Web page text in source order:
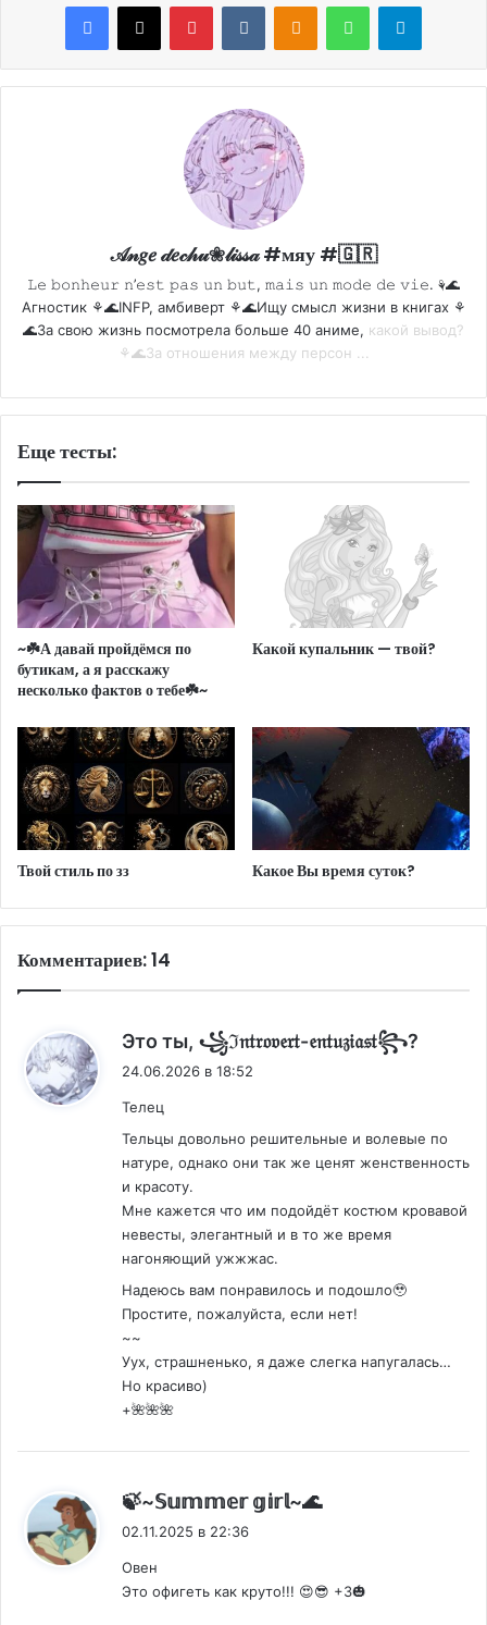
𝒜𝓃𝑔𝑒 𝒹𝑒𝒸𝒽𝓊❀𝓁𝒾𝓈𝓈𝒶 #мяу #🇬🇷
𝙻𝚎 𝚋𝚘𝚗𝚑𝚎𝚞𝚛 𝚗’𝚎𝚜𝚝 𝚙𝚊𝚜 𝚞𝚗 𝚋𝚞𝚝, 𝚖𝚊𝚒𝚜 𝚞𝚗 𝚖𝚘𝚍𝚎 𝚍𝚎 𝚟𝚒𝚎. ⚘🌊
Агностик ⚘🌊INFP, амбиверт ⚘🌊Ищу смысл жизни в книгах ⚘
🌊За свою жизнь посмотрела больше 40 аниме, какой вывод?
⚘🌊За отношения между персон ...
Еще тесты:
~☘️А давай пройдёмся по
бутикам, а я расскажу
несколько фактов о тебе☘️~
Какой купальник — твой?
Твой стиль по зз Какое Вы время суток?
Комментариев: 14
Это ты, ꧁ℑ𝔫𝔱𝔯𝔬𝔳𝔢𝔯𝔱-𝔢𝔫𝔱𝔲𝔷𝔦𝔞𝔰𝔱꧂?
24.06.2026 в 18:52
Телец
Тельцы довольно решительные и волевые по
натуре, однако они так же ценят женственность
и красоту.
Мне кажется что им подойдёт костюм кровавой
невесты, элегантный и в то же время
нагоняющий ужжжас.
Надеюсь вам понравилось и подошло🥹
Простите, пожалуйста, если нет!
~~
Уух, страшненько, я даже слегка напугалась…
Но красиво)
+🌺🌺🌺
🍃~𝕊𝕦𝕞𝕞𝕖𝕣 𝕘𝕚𝕣𝕝~🌊
02.11.2025 в 22:36
Овен
Это офигеть как круто!!! 😍😎 +3🎃